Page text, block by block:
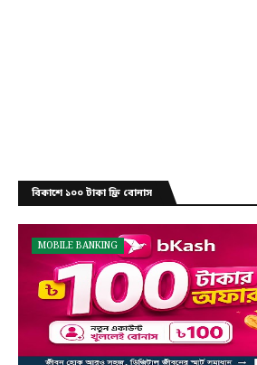
বিকাশে ১০০ টাকা ফ্রি বোনাস
MOBILE BANKING